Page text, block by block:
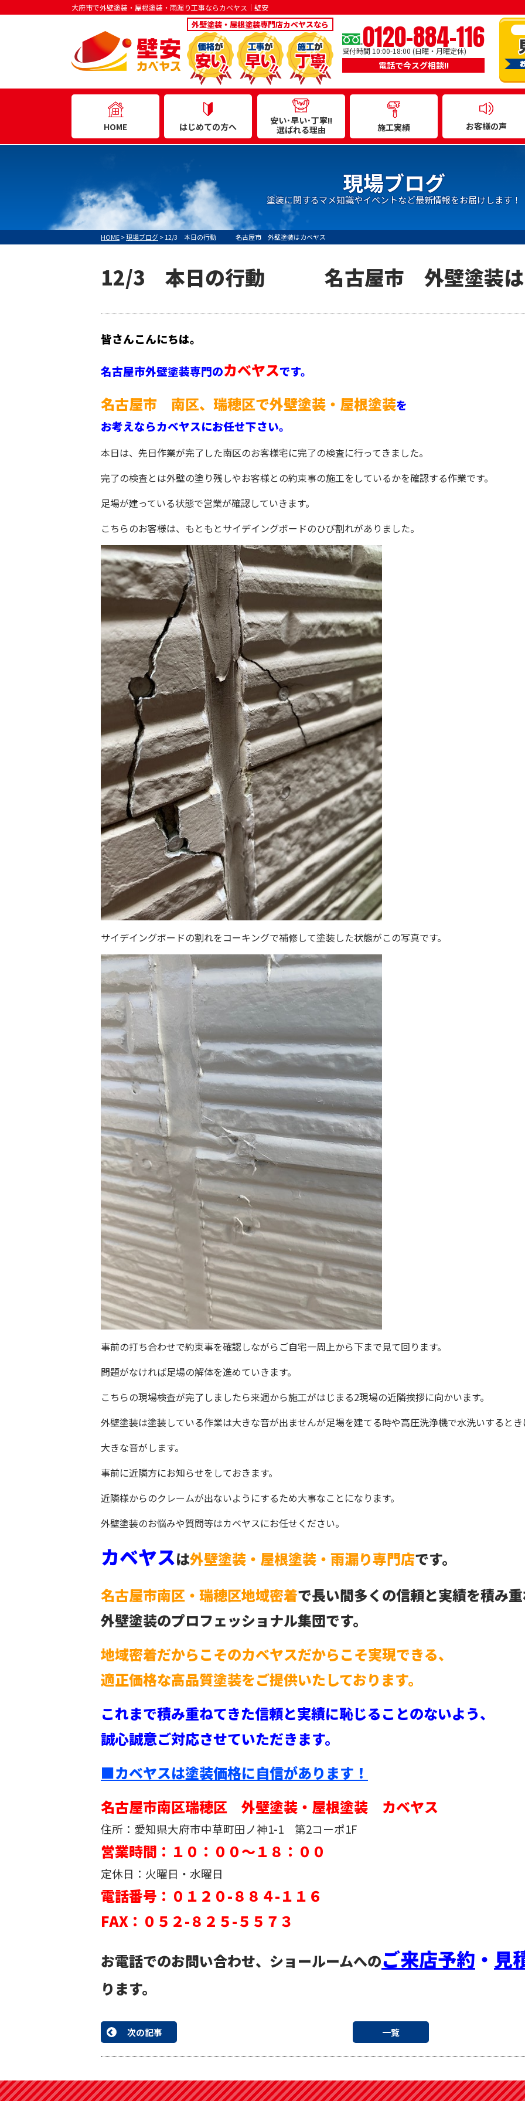
大府市で外壁塗装・屋根塗装・雨漏り工事ならカベヤス｜壁安
外壁塗装・屋根塗装専門店カベヤスなら 0120-884-116
受付時間 10:00-18:00 (日曜・月曜定休)
電話で今スグ相談!!
HOME はじめての方へ
安い･早い･丁寧!!
選ばれる理由
施工実績 お客様の声
現場ブログ
塗装に関するマメ知識やイベントなど最新情報をお届けします！
HOME>現場ブログ>12/3 本日の行動 名古屋市 外壁塗装はカベヤス
12/3 本日の行動 名古屋市 外壁塗装は
皆さんこんにちは。
名古屋市外壁塗装専門のカベヤスです。
名古屋市 南区、瑞穂区で外壁塗装・屋根塗装を
お考えならカベヤスにお任せ下さい。
本日は、先日作業が完了した南区のお客様宅に完了の検査に行ってきました。
完了の検査とは外壁の塗り残しやお客様との約束事の施工をしているかを確認する作業です。
足場が建っている状態で営業が確認していきます。
こちらのお客様は、もともとサイデイングボードのひび割れがありました。
サイデイングボードの割れをコーキングで補修して塗装した状態がこの写真です。
事前の打ち合わせで約束事を確認しながらご自宅一周上から下まで見て回ります。
問題がなければ足場の解体を進めていきます。
こちらの現場検査が完了しましたら来週から施工がはじまる2現場の近隣挨拶に向かいます。
外壁塗装は塗装している作業は大きな音が出ませんが足場を建てる時や高圧洗浄機で水洗いすると
大きな音がします。
事前に近隣方にお知らせをしておきます。
近隣様からのクレームが出ないようにするため大事なことになります。
外壁塗装のお悩みや質問等はカベヤスにお任せください。
カベヤスは外壁塗装・屋根塗装・雨漏り専門店です。
名古屋市南区・瑞穂区地域密着で長い間多くの信頼と実績を積み
外壁塗装のプロフェッショナル集団です。
地域密着だからこそのカベヤスだからこそ実現できる、
適正価格な高品質塗装をご提供いたしております。
これまで積み重ねてきた信頼と実績に恥じることのないよう、
誠心誠意ご対応させていただきます。
■カベヤスは塗装価格に自信があります！
名古屋市南区瑞穂区 外壁塗装・屋根塗装 カベヤス
住所：愛知県大府市中草町田ノ神1-1 第2コーポ1F
営業時間：１０：００～１８：００
定休日：火曜日・水曜日
電話番号：０１２０-８８４-１１６
FAX：０５２-８２５-５５７３
お電話でのお問い合わせ、ショールームへのご来店予約 ・ 見
ります。
次の記事 一覧